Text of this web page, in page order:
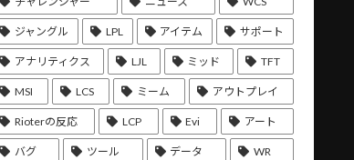
ジャングル LPL アイテム サポート
アナリティクス LJL ミッド TFT
MSI LCS ミーム アウトプレイ
Rioterの反応 LCP Evi アート
バグ ツール データ WR